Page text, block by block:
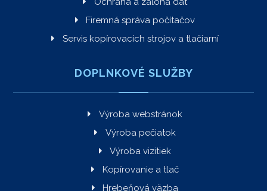
Firemná správa počítačov
Servis kopírovacích strojov a tlačiarní
DOPLNKOVÉ SLUŽBY
Výroba webstránok
Výroba pečiatok
Výroba vizitiek
Kopírovanie a tlač
Hrebeňová väzba